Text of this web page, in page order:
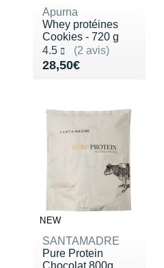
Apurna
Whey protéines
Cookies - 720 g
4.5
(2 avis)
Noté 4.5 sur 5
28,50€
Vendu 28,50€
NEW
SANTAMADRE
Pure Protein
Chocolat 800g